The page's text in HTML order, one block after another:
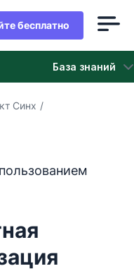
бесплатно
База знаний
Синх /
языка с